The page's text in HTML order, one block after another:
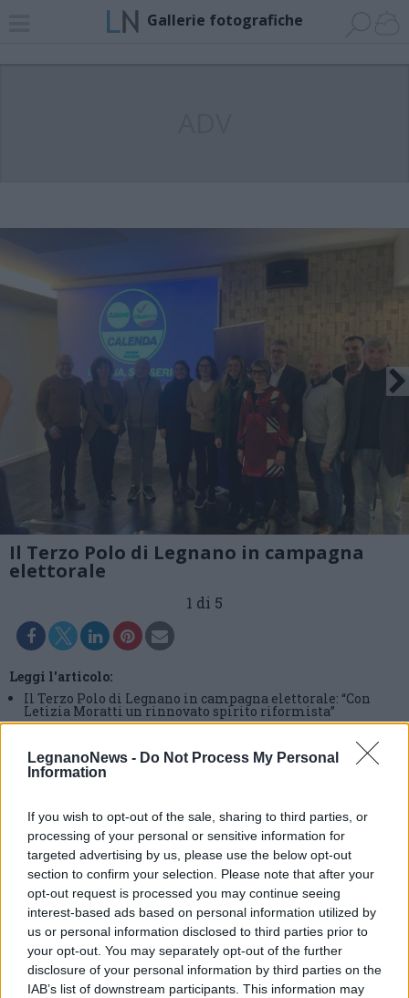
LegnanoNews - Do Not Process My Personal
Information
If you wish to opt-out of the sale, sharing to third parties, or
processing of your personal or sensitive information for
targeted advertising by us, please use the below opt-out
section to confirm your selection. Please note that after your
opt-out request is processed you may continue seeing
interest-based ads based on personal information utilized by
us or personal information disclosed to third parties prior to
your opt-out. You may separately opt-out of the further
disclosure of your personal information by third parties on the
IAB’s list of downstream participants. This information may
Gallerie fotografiche
Il Terzo Polo di Legnano in campagna
elettorale
1 di 5
Leggi l'articolo:
Il Terzo Polo di Legnano in campagna elettorale: “Con
Letizia Moratti un rinnovato spirito riformista”